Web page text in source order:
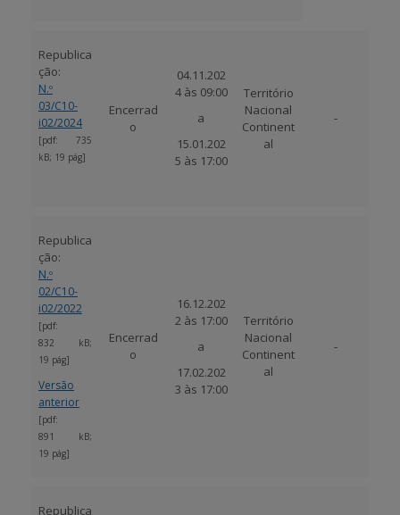
Republica
ção:
N.º
03/C10-
i02/2024
[pdf: 735
kB; 19 pág]
Encerrad
o
04.11.202
4 às 09:00
a
15.01.202
5 às 17:00
Território
Nacional
Continent
al
-
Republica
ção:
N.º
02/C10-
i02/2022
[pdf:
832 kB;
19 pág]
Versão
anterior
[pdf:
891 kB;
19 pág]
Encerrad
o
16.12.202
2 às 17:00
a
17.02.202
3 às 17:00
Território
Nacional
Continent
al
-
Republica